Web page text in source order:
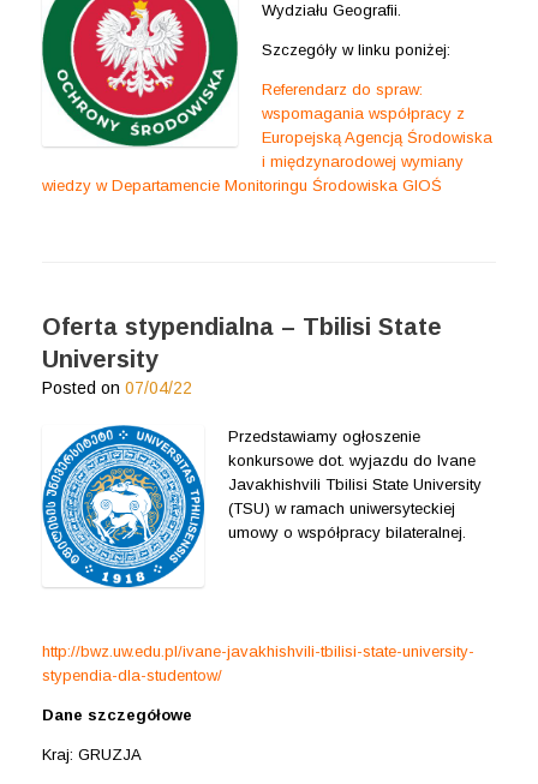
Wydziału Geografii.
Szczegóły w linku poniżej:
Referendarz do spraw:
wspomagania współpracy z
Europejską Agencją Środowiska
i międzynarodowej wymiany
wiedzy w Departamencie Monitoringu Środowiska GIOŚ
Oferta stypendialna – Tbilisi State
University
Posted on 07/04/22
Przedstawiamy ogłoszenie
konkursowe dot. wyjazdu do Ivane
Javakhishvili Tbilisi State University
(TSU) w ramach uniwersyteckiej
umowy o współpracy bilateralnej.
http://bwz.uw.edu.pl/ivane-javakhishvili-tbilisi-state-university-
stypendia-dla-studentow/
Dane szczegółowe
Kraj: GRUZJA